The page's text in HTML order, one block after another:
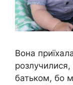
Вона
батьком, бо